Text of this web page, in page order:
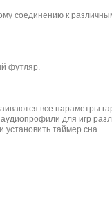
соединению к
футляр.
все параметры
для игр
таймер сна.